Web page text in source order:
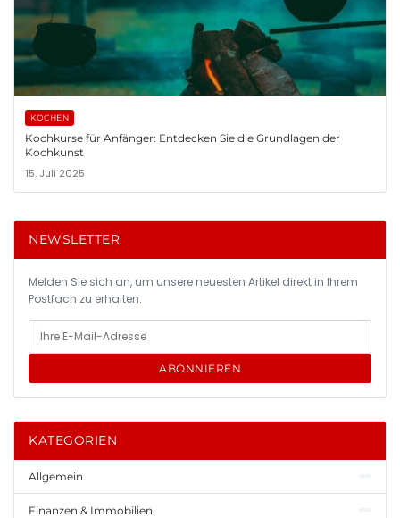
KOCHEN
Kochkurse für Anfänger: Entdecken Sie die Grundlagen der
Kochkunst
15. Juli 2025
NEWSLETTER
Melden Sie sich an, um unsere neuesten Artikel direkt in Ihrem
Postfach zu erhalten.
ABONNIEREN
KATEGORIEN
Allgemein
Finanzen & Immobilien